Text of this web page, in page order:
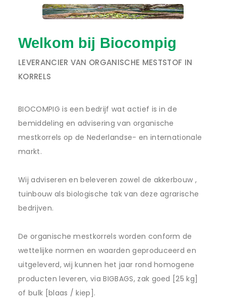
Welkom bij Biocompig
LEVERANCIER VAN ORGANISCHE MESTSTOF IN
KORRELS
BIOCOMPIG is een bedrijf wat actief is in de
bemiddeling en advisering van organische
mestkorrels op de Nederlandse- en internationale
markt.
Wij adviseren en beleveren zowel de akkerbouw ,
tuinbouw als biologische tak van deze agrarische
bedrijven.
De organische mestkorrels worden conform de
wettelijke normen en waarden geproduceerd en
uitgeleverd, wij kunnen het jaar rond homogene
producten leveren, via BIGBAGS, zak goed [25 kg]
of bulk [blaas / kiep].